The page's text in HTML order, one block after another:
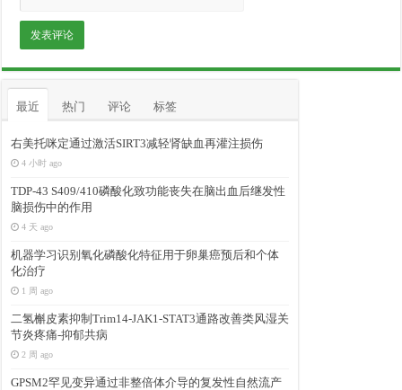
最近 热门 评论 标签
右美托咪定通过激活SIRT3减轻肾缺血再灌注损伤
4 小时 ago
TDP-43 S409/410磷酸化致功能丧失在脑出血后继发性
脑损伤中的作用
4 天 ago
机器学习识别氧化磷酸化特征用于卵巢癌预后和个体
化治疗
1 周 ago
二氢槲皮素抑制Trim14-JAK1-STAT3通路改善类风湿关
节炎疼痛-抑郁共病
2 周 ago
GPSM2罕见变异通过非整倍体介导的复发性自然流产